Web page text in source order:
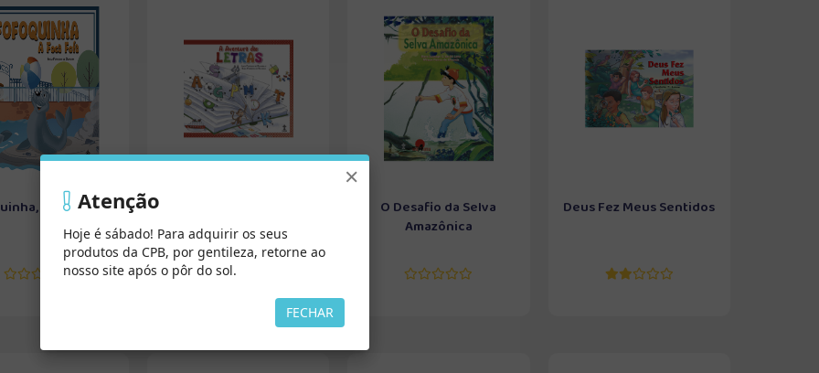
a Foca Fofa
O Desafio da Selva
Amazônica
Deus Fez Meus Sentidos
×
Atenção
Hoje é sábado! Para adquirir os seus
produtos da CPB, por gentileza, retorne ao
nosso site após o pôr do sol.
FECHAR